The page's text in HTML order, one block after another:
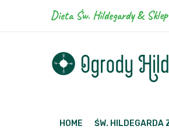
Dieta Św. Hildegardy &
HOME ŚW. HILDEGARDA